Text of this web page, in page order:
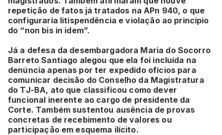
repetição de fatos já tratados na APn 940, o que
configuraria litispendência e violação ao princípio
do “non bis in idem”.
Já a defesa da desembargadora Maria do Socorro
Barreto Santiago alegou que ela foi incluída na
denúncia apenas por ter expedido ofícios para
comunicar decisão do Conselho da Magistratura
do TJ-BA, ato que classificou como dever
funcional inerente ao cargo de presidente da
Corte. Também sustentou ausência de provas
concretas de recebimento de valores ou
participação em esquema ilícito.